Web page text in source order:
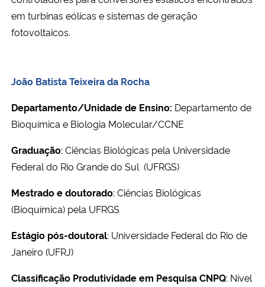
em turbinas eólicas e sistemas de geração
fotovoltaicos.
João Batista Teixeira da Rocha
Departamento/Unidade de Ensino: Departamento de
Bioquímica e Biologia Molecular/CCNE
Graduação: Ciências Biológicas pela Universidade
Federal do Rio Grande do Sul (UFRGS)
Mestrado e doutorado: Ciências Biológicas
(Bioquímica) pela UFRGS
Estágio pós-doutoral: Universidade Federal do Rio de
Janeiro (UFRJ)
Classificação Produtividade em Pesquisa CNPQ: Nível